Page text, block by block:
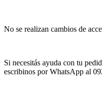
No se realizan cambios de
Si necesitás ayuda con tu
escribinos por WhatsApp al